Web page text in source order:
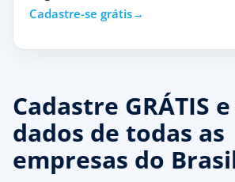
Cadastre-se grátis
Cadastre GRÁTIS
dados de todas as
empresas do